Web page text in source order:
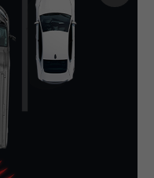
garantindo a